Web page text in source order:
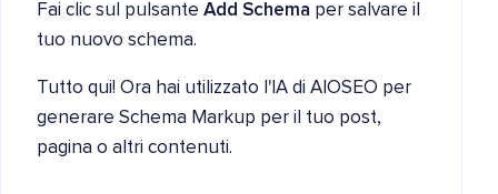
Fai clic sul pulsante Add Schema per salvare il
tuo nuovo schema.
Tutto qui! Ora hai utilizzato l'IA di AIOSEO per
generare Schema Markup per il tuo post,
pagina o altri contenuti.